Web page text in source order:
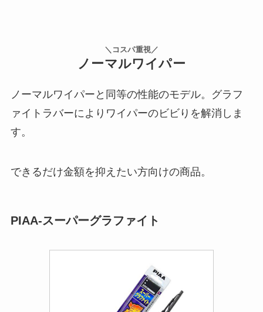
＼コスパ重視／
ノーマルワイパー
ノーマルワイパーと同等の性能のモデル。グラフ
ァイトラバーによりワイパーのビビりを解消しま
す。
できるだけ金額を抑えたい方向けの商品。
PIAA-スーパーグラファイト